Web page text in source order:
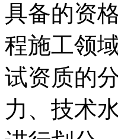
具备的资
程施工领
试资质的
力、技术